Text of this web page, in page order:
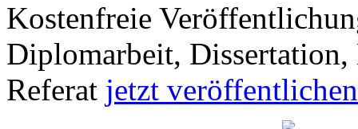
Kostenfreie
Diplomarbeit,
Referat jetzt